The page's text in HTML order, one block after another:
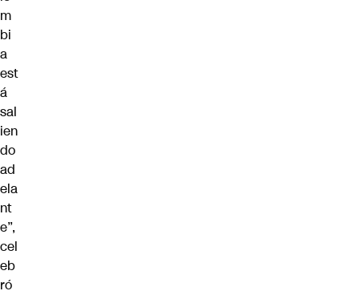
m
bi
a
est
á
sal
ien
do
ad
ela
nt
e”,
cel
eb
ró